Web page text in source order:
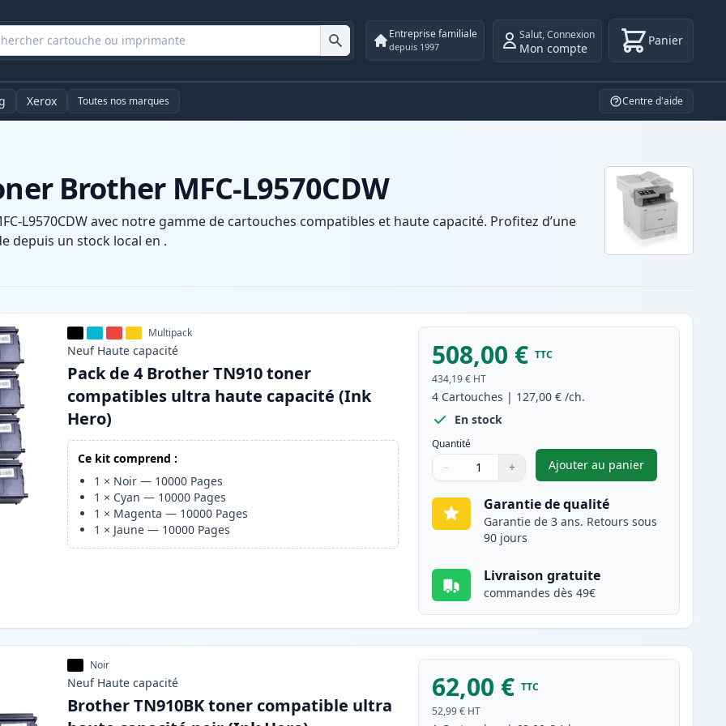
Entreprise familiale
depuis 1997
Salut,Connexion
Mon compte Panier
Xerox Toutes nos marques Centre d'aide
Brother MFC-L9570CDW
L9570CDW avec notre gamme de cartouches compatibles et haute capacité. Profitez d’une
depuis un stock local en .
Multipack
Neuf Haute capacité
Pack de 4 Brother TN910 toner
compatibles ultra haute capacité (Ink
Hero)
Ce kit comprend :
1 × Noir — 10000 Pages
1 × Cyan — 10000 Pages
1 × Magenta — 10000 Pages
1 × Jaune — 10000 Pages
508,00 € TTC
434,19 € HT
4 Cartouches | 127,00 € /ch.
En stock
Quantité
Quantité
Utilisez les boutons pour ajuster
− +
Quantité
Ajouter au panier
,Pack de 4 Brother
Garantie de qualité
Garantie de 3 ans. Retours sous
90 jours
Livraison gratuite
commandes dès 49€
Noir
Neuf Haute capacité
Brother TN910BK toner compatible ultra
62,00 € TTC
52,99 € HT